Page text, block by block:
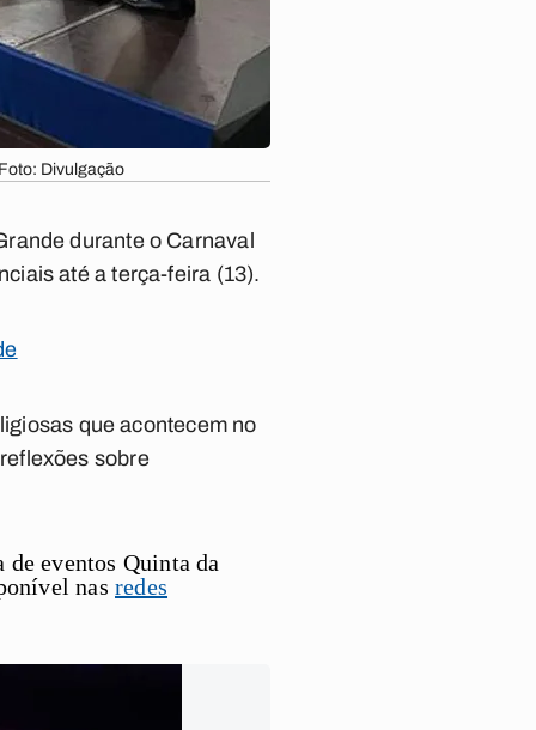
Divulgação
durante o Carnaval
até a terça-feira (13).
que acontecem no
sobre
de eventos Quinta da
nasredes